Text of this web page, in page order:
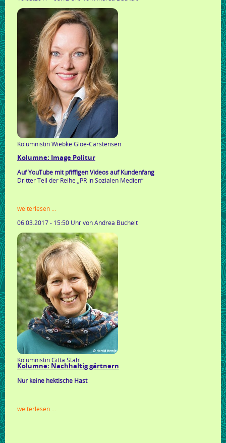
Kolumnistin Wiebke Gloe-Carstensen
Kolumne: Image Politur
Auf YouTube mit pfiffigen Videos auf Kundenfang
Dritter Teil der Reihe „PR in Sozialen Medien“
weiterlesen …
politur
06.03.2017 - 15:50 Uhrvon Andrea Buchelt
Kolumnistin Gitta Stahl
Kolumne: Nachhaltig gärtnern
Nur keine hektische Hast
weiterlesen …